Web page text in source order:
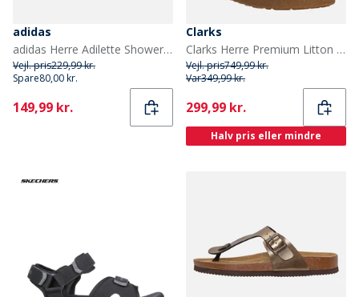
adidas
adidas Herre Adilette Shower Slides Cloud White/Core Black/Core Black
Vejl. pris229,99 kr.
Spare80,00 kr.
Current
149,99 kr.
Clarks
Clarks Herre Premium Litton Mule G Sandaler 1224 Cola Suede
Vejl. pris749,99 kr.
Var349,99 kr.
Current
299,99 kr.
Halv pris eller mindre